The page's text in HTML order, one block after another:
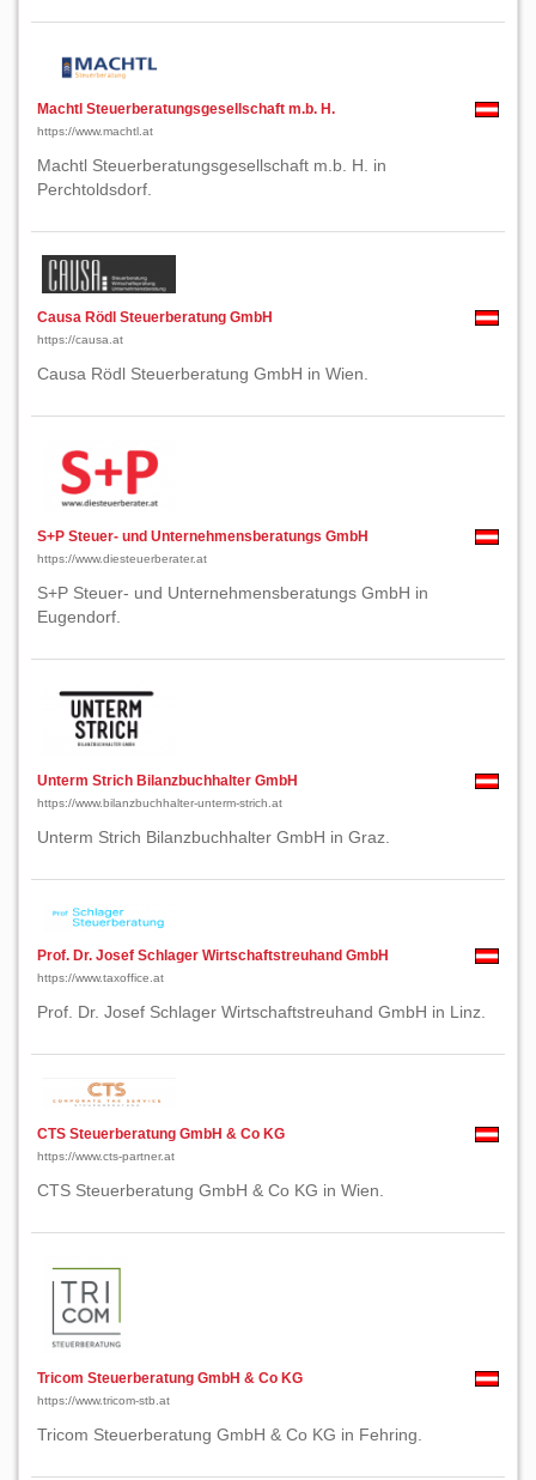
Machtl Steuerberatungsgesellschaft m.b. H.
https://www.machtl.at
Machtl Steuerberatungsgesellschaft m.b. H. in
Perchtoldsdorf.
Causa Rödl Steuerberatung GmbH
https://causa.at
Causa Rödl Steuerberatung GmbH in Wien.
S+P Steuer- und Unternehmensberatungs GmbH
https://www.diesteuerberater.at
S+P Steuer- und Unternehmensberatungs GmbH in
Eugendorf.
Unterm Strich Bilanzbuchhalter GmbH
https://www.bilanzbuchhalter-unterm-strich.at
Unterm Strich Bilanzbuchhalter GmbH in Graz.
Prof. Dr. Josef Schlager Wirtschaftstreuhand GmbH
https://www.taxoffice.at
Prof. Dr. Josef Schlager Wirtschaftstreuhand GmbH in Linz.
CTS Steuerberatung GmbH & Co KG
https://www.cts-partner.at
CTS Steuerberatung GmbH & Co KG in Wien.
Tricom Steuerberatung GmbH & Co KG
https://www.tricom-stb.at
Tricom Steuerberatung GmbH & Co KG in Fehring.